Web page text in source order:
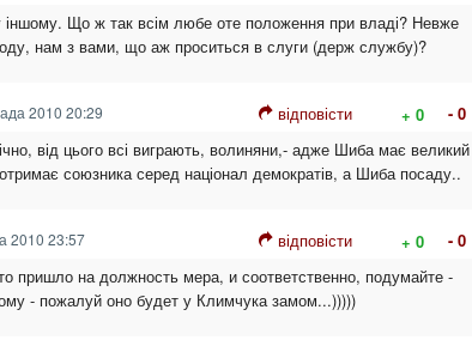
іншому. Що ж так всім любе оте положення при владі? Невже
нам з вами, що аж проситься в слуги (держ службу)?
2010 20:29 відповісти + 0
- 0
від цього всі виграють, волиняни,- адже Шиба має великий
союзника серед націонал демократів, а Шиба посаду..
2010 23:57 відповісти + 0
- 0
пришло на должность мера, и соответственно, подумайте -
- пожалуй оно будет у Климчука замом...)))))